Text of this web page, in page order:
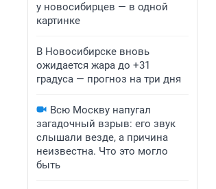
у новосибирцев — в одной
картинке
В Новосибирске вновь
ожидается жара до +31
градуса — прогноз на три дня
Всю Москву напугал
загадочный взрыв: его звук
слышали везде, а причина
неизвестна. Что это могло
быть